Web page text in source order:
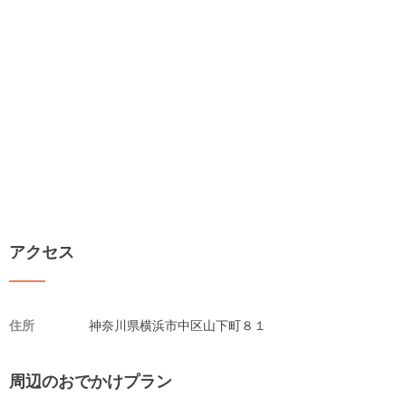
アクセス
住所 神奈川県横浜市中区山下町８１
周辺のおでかけプラン